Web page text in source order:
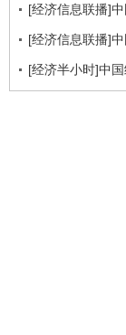
[经济信息联播]
[经济信息联播]
[经济半小时]中